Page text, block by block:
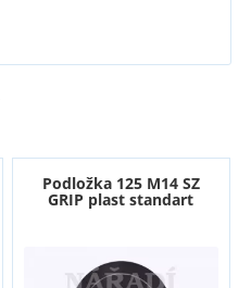
Podložka 125 M14 SZ
GRIP plast standart